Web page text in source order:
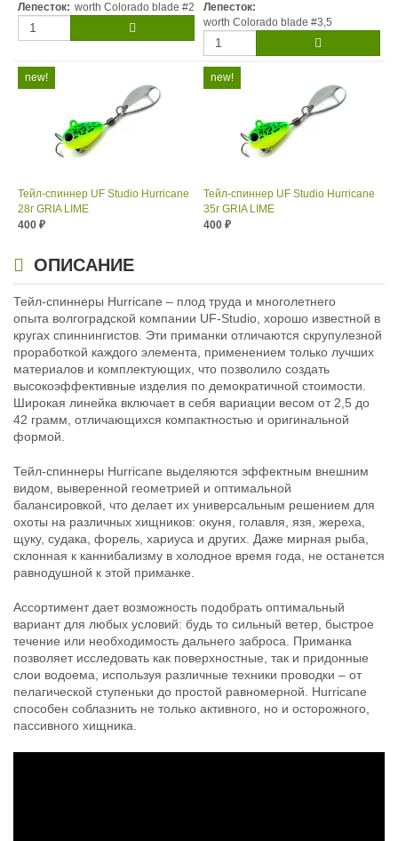
Лепесток: worth Colorado blade #2
Лепесток:
worth Colorado blade #3,5
Тейл-спиннер UF Studio Hurricane
28г GRIA LIME
400 ₽
Номер крючка:#5
Лепесток:worth Colorado blade #3
Тейл-спиннер UF Studio Hurricane
35г GRIA LIME
400 ₽
Лепесток:
Worth Colorado Blade #3½
Тейл-спиннер UF Studio Hurricane
14г GRIA LIME
400₽
Длина приманки: 25 мм
14 г
Номер крючка:
#8
Лепесток:worth Colorado blade #3
Тейл-спиннер UF Studio Hurricane
18г GRIA LIME
400₽
Длина приманки: 25 мм
Вес приманки:
Номер крючка:
Лепесток:worth Colorado blade #3
Тейл-спиннер UF Studio Hurricane
7,5г GRIA FROG
10г GRIA LIME
ОПИСАНИЕ
Тейл-спиннеры Hurricane – плод труда и многолетнего
опыта волгоградской компании UF-Studio, хорошо известной в
кругах спиннингистов. Эти приманки отличаются скрупулезной
проработкой каждого элемента, применением только лучших
материалов и комплектующих, что позволило создать
высокоэффективные изделия по демократичной стоимости.
Широкая линейка включает в себя вариации весом от 2,5 до
42 грамм, отличающихся компактностью и оригинальной
формой.
Тейл-спиннеры Hurricane выделяются эффектным внешним
видом, выверенной геометрией и оптимальной
балансировкой, что делает их универсальным решением для
охоты на различных хищников: окуня, голавля, язя, жереха,
щуку, судака, форель, хариуса и других. Даже мирная рыба,
склонная к каннибализму в холодное время года, не останется
равнодушной к этой приманке.
Ассортимент дает возможность подобрать оптимальный
вариант для любых условий: будь то сильный ветер, быстрое
течение или необходимость дальнего заброса. Приманка
позволяет исследовать как поверхностные, так и придонные
слои водоема, используя различные техники проводки – от
пелагической ступеньки до простой равномерной. Hurricane
способен соблазнить не только активного, но и осторожного,
пассивного хищника.